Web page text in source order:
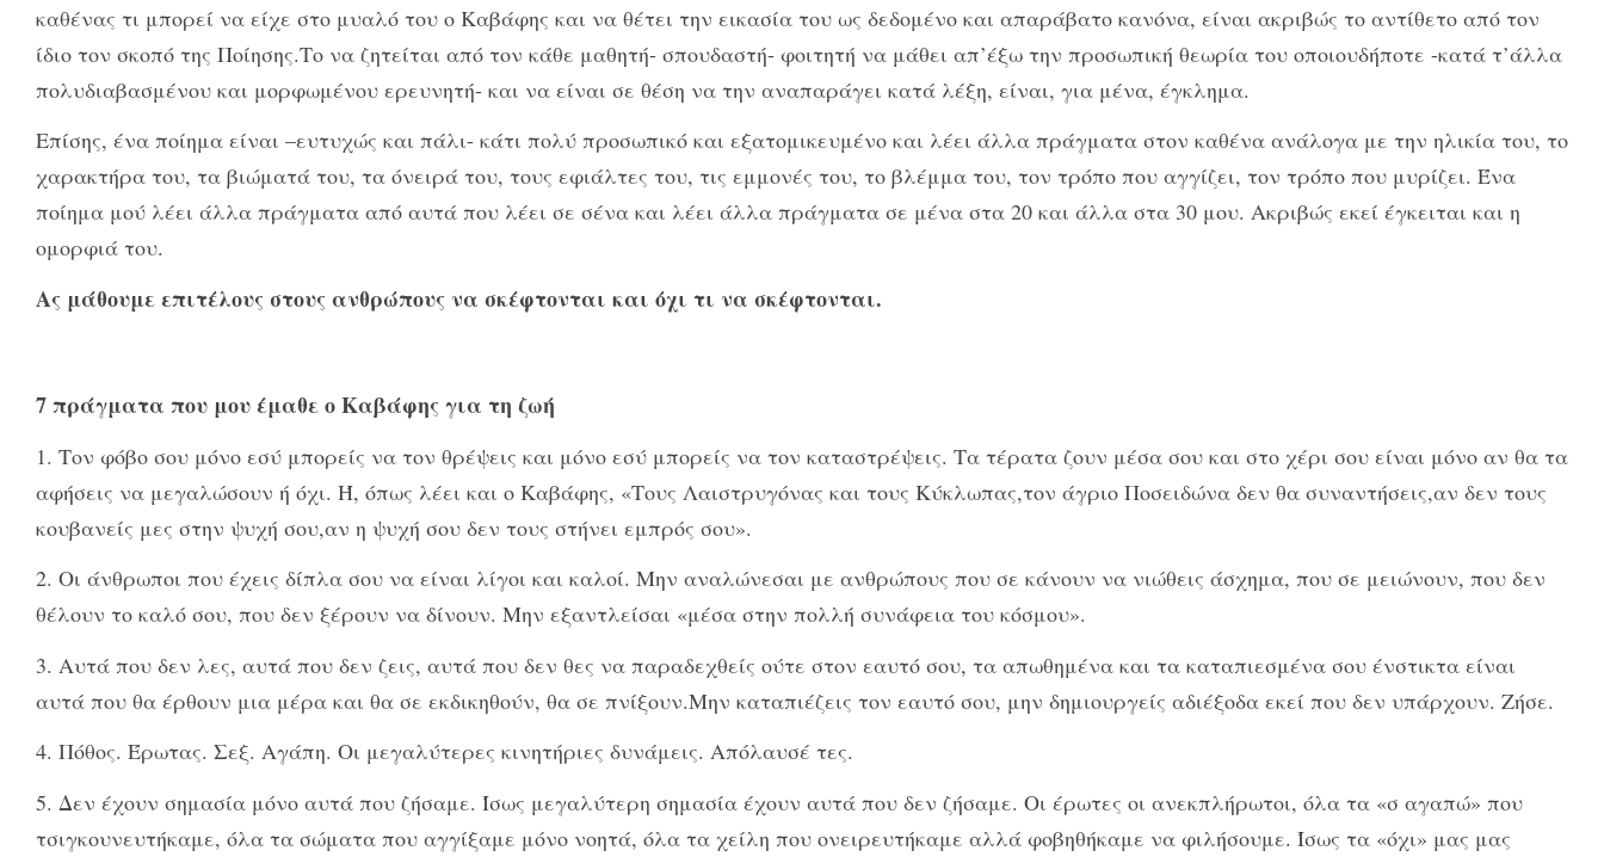
καθένας τι μπορεί να είχε στο μυαλό του ο Καβάφης και να θέτει την εικασία του ως δεδομένο και απαράβατο κανόνα, είναι ακριβώς το αντίθετο από τον
ίδιο τον σκοπό της Ποίησης.Το να ζητείται από τον κάθε μαθητή- σπουδαστή- φοιτητή να μάθει απ’έξω την προσωπική θεωρία του οποιουδήποτε -κατά τ’άλλα
πολυδιαβασμένου και μορφωμένου ερευνητή- και να είναι σε θέση να την αναπαράγει κατά λέξη, είναι, για μένα, έγκλημα.
Επίσης, ένα ποίημα είναι –ευτυχώς και πάλι- κάτι πολύ προσωπικό και εξατομικευμένο και λέει άλλα πράγματα στον καθένα ανάλογα με την ηλικία του, το
χαρακτήρα του, τα βιώματά του, τα όνειρά του, τους εφιάλτες του, τις εμμονές του, το βλέμμα του, τον τρόπο που αγγίζει, τον τρόπο που μυρίζει. Ένα
ποίημα μού λέει άλλα πράγματα από αυτά που λέει σε σένα και λέει άλλα πράγματα σε μένα στα 20 και άλλα στα 30 μου. Ακριβώς εκεί έγκειται και η
ομορφιά του.
Ας μάθουμε επιτέλους στους ανθρώπους να σκέφτονται και όχι τι να σκέφτονται.
7 πράγματα που μου έμαθε ο Καβάφης για τη ζωή
1. Τον φόβο σου μόνο εσύ μπορείς να τον θρέψεις και μόνο εσύ μπορείς να τον καταστρέψεις. Τα τέρατα ζουν μέσα σου και στο χέρι σου είναι μόνο αν θα τα
αφήσεις να μεγαλώσουν ή όχι. Ή, όπως λέει και ο Καβάφης, «Τους Λαιστρυγόνας και τους Κύκλωπας,τον άγριο Ποσειδώνα δεν θα συναντήσεις,αν δεν τους
κουβανείς μες στην ψυχή σου,αν η ψυχή σου δεν τους στήνει εμπρός σου».
2. Οι άνθρωποι που έχεις δίπλα σου να είναι λίγοι και καλοί. Μην αναλώνεσαι με ανθρώπους που σε κάνουν να νιώθεις άσχημα, που σε μειώνουν, που δεν
θέλουν το καλό σου, που δεν ξέρουν να δίνουν. Μην εξαντλείσαι «μέσα στην πολλή συνάφεια του κόσμου».
3. Αυτά που δεν λες, αυτά που δεν ζεις, αυτά που δεν θες να παραδεχθείς ούτε στον εαυτό σου, τα απωθημένα και τα καταπιεσμένα σου ένστικτα είναι
αυτά που θα έρθουν μια μέρα και θα σε εκδικηθούν, θα σε πνίξουν.Μην καταπιέζεις τον εαυτό σου, μην δημιουργείς αδιέξοδα εκεί που δεν υπάρχουν. Ζήσε.
4. Πόθος. Έρωτας. Σεξ. Αγάπη. Οι μεγαλύτερες κινητήριες δυνάμεις. Απόλαυσέ τες.
5. Δεν έχουν σημασία μόνο αυτά που ζήσαμε. Ίσως μεγαλύτερη σημασία έχουν αυτά που δεν ζήσαμε. Οι έρωτες οι ανεκπλήρωτοι, όλα τα «σ αγαπώ» που
τσιγκουνευτήκαμε, όλα τα σώματα που αγγίξαμε μόνο νοητά, όλα τα χείλη που ονειρευτήκαμε αλλά φοβηθήκαμε να φιλήσουμε. Ίσως τα «όχι» μας μας